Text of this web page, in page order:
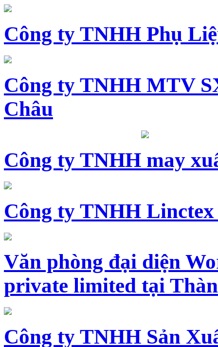
Công ty TNHH Phụ
Công ty TNHH MTV
Châu
Công ty TNHH may
Công ty TNHH Linctex
Văn phòng đại diện
private limited tại
Công ty TNHH Sản